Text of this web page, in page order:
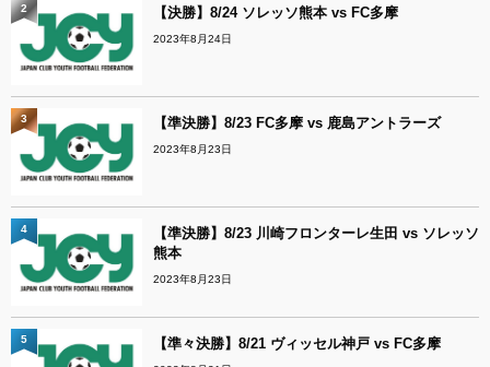
【決勝】8/24 ソレッソ熊本 vs FC多摩
2023年8月24日
2
【準決勝】8/23 FC多摩 vs 鹿島アントラーズ
2023年8月23日
3
【準決勝】8/23 川崎フロンターレ生田 vs ソレッソ
熊本
2023年8月23日
4
【準々決勝】8/21 ヴィッセル神戸 vs FC多摩
5